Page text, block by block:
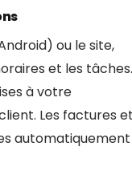
ou le site,
et les tâches.
à votre
Les factures
automatiquement